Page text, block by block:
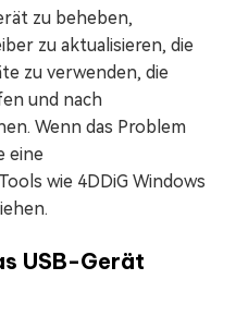
zu beheben,
zu aktualisieren, die
zu verwenden, die
und nach
Wenn das Problem
eine
wie 4DDiG Windows
USB-Gerät